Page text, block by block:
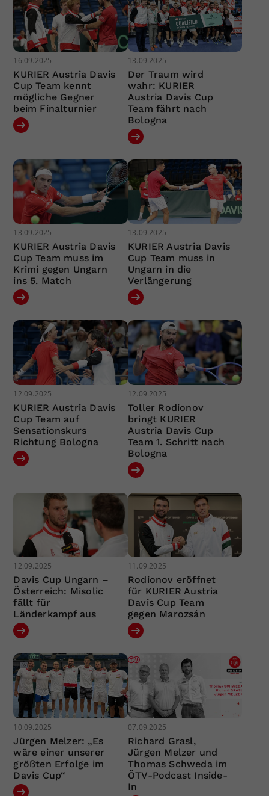
16.09.2025
KURIER Austria Davis
Cup Team kennt
mögliche Gegner
beim Finalturnier
13.09.2025
Der Traum wird
wahr: KURIER
Austria Davis Cup
Team fährt nach
Bologna
13.09.2025
KURIER Austria Davis
Cup Team muss im
Krimi gegen Ungarn
ins 5. Match
13.09.2025
KURIER Austria Davis
Cup Team muss in
Ungarn in die
Verlängerung
12.09.2025
KURIER Austria Davis
Cup Team auf
Sensationskurs
Richtung Bologna
12.09.2025
Toller Rodionov
bringt KURIER
Austria Davis Cup
Team 1. Schritt nach
Bologna
12.09.2025
Davis Cup Ungarn –
Österreich: Misolic
fällt für
Länderkampf aus
11.09.2025
Rodionov eröffnet
für KURIER Austria
Davis Cup Team
gegen Marozsán
10.09.2025
Jürgen Melzer: „Es
wäre einer unserer
größten Erfolge im
Davis Cup“
07.09.2025
Richard Grasl,
Jürgen Melzer und
Thomas Schweda im
ÖTV-Podcast Inside-
In